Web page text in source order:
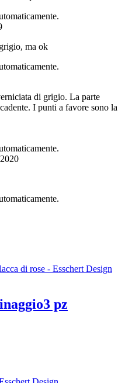
ma ok
di grigio. La parte
I punti a favore sono la
3 pz